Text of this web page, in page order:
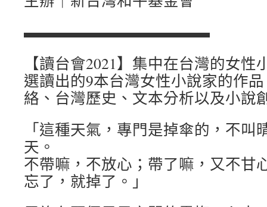
▬▬▬▬▬▬▬▬▬▬▬▬
【讀台會2021】集中在台灣的女
選讀出的9本台灣女性小說家的作
絡、台灣歷史、文本分析以及小說
「這種天氣，專門是掉傘的，不叫
天。
不帶嘛，不放心；帶了嘛，又不甘
忘了，就掉了。」